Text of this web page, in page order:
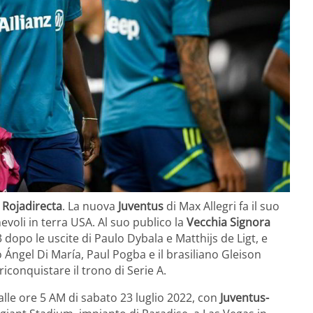
. La nuova Juventus di Max Allegri fa il suo
in terra USA. Al suo publico la Vecchia Signora
le uscite di Paulo Dybala e Matthijs de Ligt, e
Di María, Paul Pogba e il brasiliano Gleison
il trono di Serie A.
ore 5 AM di sabato 23 luglio 2022, con Juventus-